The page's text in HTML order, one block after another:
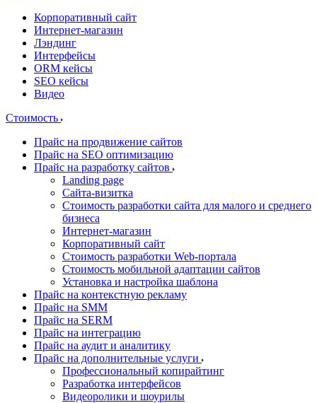
Корпоративный сайт
Интернет-магазин
Лэндинг
Интерфейсы
ORM кейсы
SEO кейсы
Видео
Стоимость
Прайс на продвижение сайтов
Прайс на SEO оптимизацию
Прайс на разработку сайтов
Landing page
Cайта-визитка
Стоимость разработки сайта для малого и среднего
бизнеса
Интернет-магазин
Корпоративный сайт
Стоимость разработки Web-портала
Стоимость мобильной адаптации сайтов
Установка и настройка шаблона
Прайс на контекстную рекламу
Прайс на SMM
Прайс на SERM
Прайс на интеграцию
Прайс на аудит и аналитику
Прайс на дополнительные услуги
Профессиональный копирайтинг
Разработка интерфейсов
Видеоролики и шоурилы